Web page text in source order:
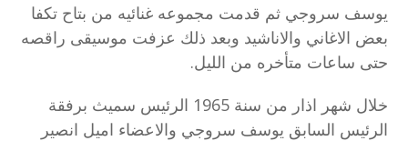
يوسف سروجي ثم قدمت مجموعه غنائيه من بتاح تكفا
بعض الاغاني والاناشيد وبعد ذلك عزفت موسيقى راقصه
حتى ساعات متأخره من الليل.
خلال شهر اذار من سنة 1965 الرئيس سميث برفقة
الرئيس السابق يوسف سروجي والاعضاء اميل انصير